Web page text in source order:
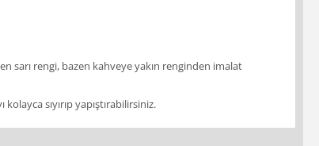
sarı rengi, bazen kahveye yakın renginden imalat
sıyırıp yapıştırabilirsiniz.